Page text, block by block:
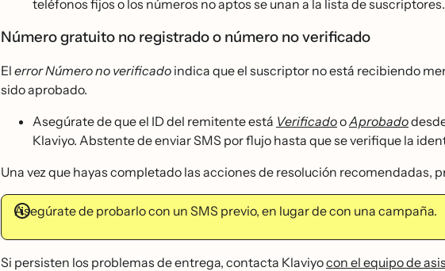
teléfonos fijos o los números no aptos se unan a la lista de suscriptores.
Número gratuito no registrado o número no verificado
El error Número no verificado indica que el suscriptor no está recibiendo
sido aprobado.
Asegúrate de que el ID del remitente está VerificadooAprobado
Klaviyo. Abstente de enviar SMS por flujo hasta que se verifique la
Una vez que hayas completado las acciones de resolución recomendadas,
Asegúrate de probarlo con un SMS previo, en lugar de con una campaña.
Si persisten los problemas de entrega, contacta Klaviyocon el equipo de